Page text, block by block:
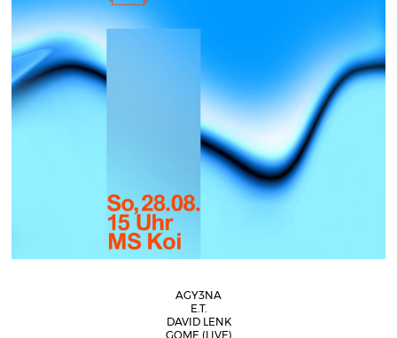
AGY3NA
E.T.
DAVID LENK
GOME (LIVE)